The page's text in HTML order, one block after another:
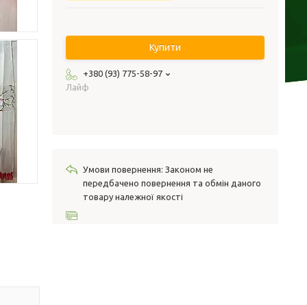
Купити
+380 (93) 775-58-97
Лайф
Законом не
передбачено повернення та обмін даного
товару належної якості